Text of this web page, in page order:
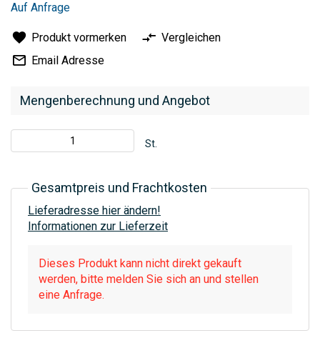
springen
Mengenberechnung und Angebot
St.
Gesamtpreis und Frachtkosten
Lieferadresse hier ändern!
Informationen zur Lieferzeit
Dieses Produkt kann nicht direkt gekauft
werden, bitte melden Sie sich an und stellen
eine Anfrage.
Auf Anfrage
Produkt vormerken
Vergleichen
Email Adresse